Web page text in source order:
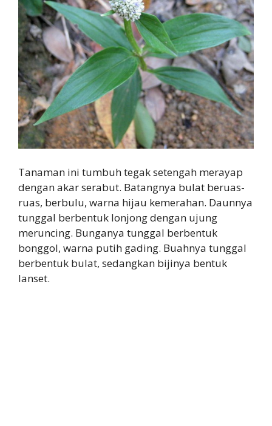
Tanaman ini tumbuh tegak setengah merayap
dengan akar serabut. Batangnya bulat beruas-
ruas, berbulu, warna hijau kemerahan. Daunnya
tunggal berbentuk lonjong dengan ujung
meruncing. Bunganya tunggal berbentuk
bonggol, warna putih gading. Buahnya tunggal
berbentuk bulat, sedangkan bijinya bentuk
lanset.